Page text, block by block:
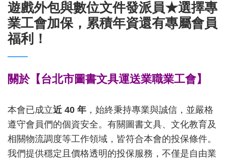
遊戲外包與數位文件發派員★選擇專
業工會加保，累積年資還有專屬會員
福利！
關於【台北市圖書文具運送業職業工會】
本會已成立近 40 年 ，始終秉持專業與誠信，並嚴格
遵守會員們的個資安全。有關圖書文具、文化教育及
相關物流調度等工作領域，皆符合本會的投保條件。
我們提供穩定且價格透明的投保服務，不僅是自由業